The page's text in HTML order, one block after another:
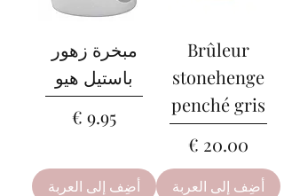
Brûleur
stonehenge
penché gris
السعر
أضِف إلى العربة
مبخرة زهور
باستيل هيو
السعر
أضِف إلى العربة